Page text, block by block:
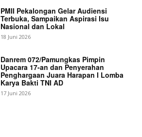
PMII Pekalongan Gelar Audiensi
Terbuka, Sampaikan Aspirasi Isu
Nasional dan Lokal
18 Juni 2026
Danrem 072/Pamungkas Pimpin
Upacara 17-an dan Penyerahan
Penghargaan Juara Harapan I Lomba
Karya Bakti TNI AD
17 Juni 2026